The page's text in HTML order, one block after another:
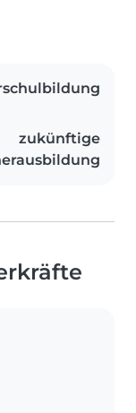
zukünftige